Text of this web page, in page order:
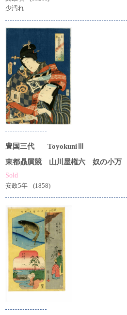
少汚れ
豊国三代
ToyokuniⅢ
東都贔屓競 山川屋権六 奴の小万
Sold
安政5年
(1858)